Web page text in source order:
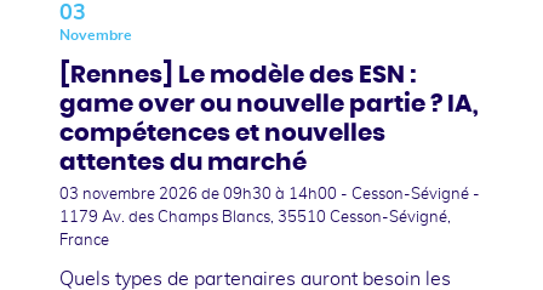
03
Novembre
[Rennes] Le modèle des ESN :
game over ou nouvelle partie ? IA,
compétences et nouvelles
attentes du marché
03 novembre 2026 de 09h30 à 14h00 - Cesson-Sévigné -
1179 Av. des Champs Blancs, 35510 Cesson-Sévigné,
France
Quels types de partenaires auront besoin les